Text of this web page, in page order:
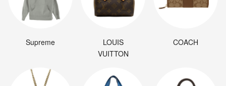
Supreme
LOUIS
VUITTON
COACH